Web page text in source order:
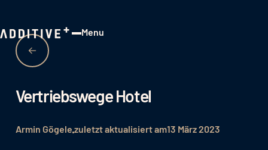
Menu
Vertriebswege Hotel
Armin Gögelezuletzt aktualisiert am13 März 2023